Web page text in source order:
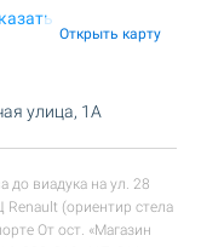
Открыть карту
улица, 1А
до виадука на ул. 28
(ориентир стела
От ост. «Магазин